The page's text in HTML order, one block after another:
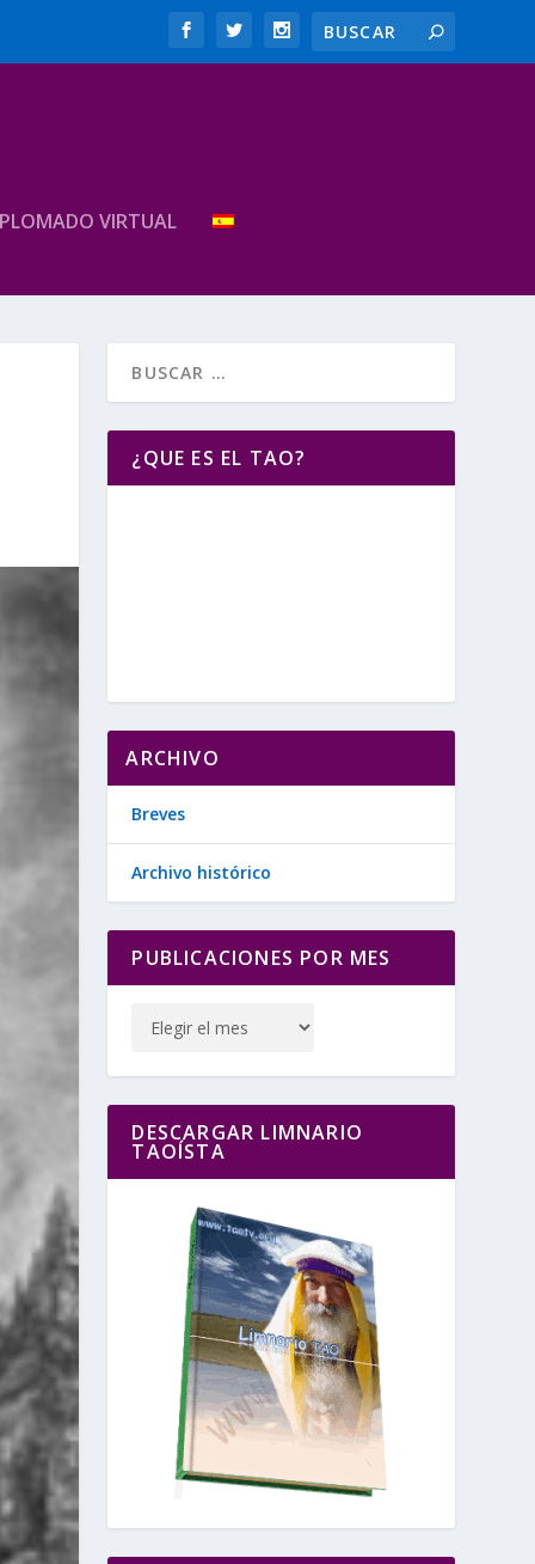
VIRTUAL
¿QUE ES EL TAO?
ARCHIVO
Breves
Archivo histórico
PUBLICACIONES POR MES
DESCARGAR LIMNARIO
TAOÍSTA